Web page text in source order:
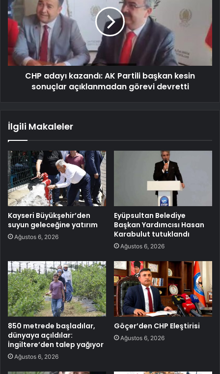
CHP adayı kazandı: AK Partili başkan kesin
sonuçlar açıklanmadan görevi devretti
İlgili Makaleler
Kayseri Büyükşehir’den
suyun geleceğine yatırım
Ağustos 6, 2026
Eyüpsultan Belediye
Başkan Yardımcısı Hasan
Karabulut tutuklandı
Ağustos 6, 2026
850 metrede başladılar,
dünyaya açıldılar:
İngiltere’den talep yağıyor
Ağustos 6, 2026
Göçer’den CHP Eleştirisi
Ağustos 6, 2026